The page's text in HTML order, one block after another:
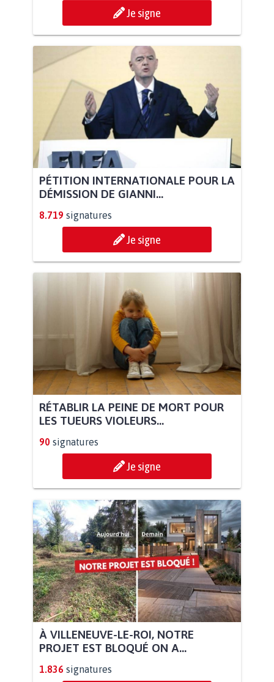
Je signe
PÉTITION INTERNATIONALE POUR LA
DÉMISSION DE GIANNI...
8.719 signatures
Je signe
RÉTABLIR LA PEINE DE MORT POUR
LES TUEURS VIOLEURS...
90 signatures
Je signe
À VILLENEUVE-LE-ROI, NOTRE
PROJET EST BLOQUÉ ON A...
1.836 signatures